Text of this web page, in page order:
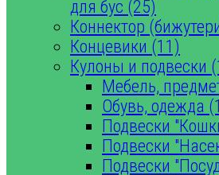
для бус (25)
Коннектор
Концевики (11)
Кулоны и подвески
Мебель,
Обувь, одежда
Подвески
Подвески
Подвески